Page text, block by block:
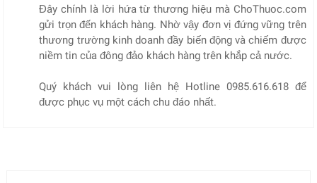
Đây chính là lời hứa từ thương hiệu mà ChoThuoc.com
gửi trọn đến khách hàng. Nhờ vậy đơn vị đứng vững trên
thương trường kinh doanh đầy biến động và chiếm được
niềm tin của đông đảo khách hàng trên khắp cả nước.
Quý khách vui lòng liên hệ Hotline 0985.616.618 để
được phục vụ một cách chu đáo nhất.